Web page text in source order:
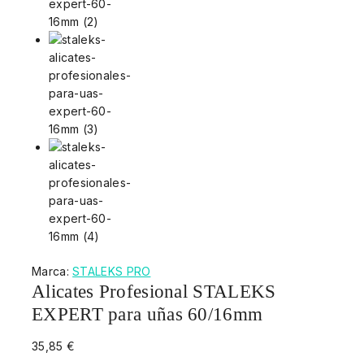
Marca:STALEKS PRO
Alicates Profesional STALEKS
EXPERT para uñas 60/16mm
35,85 €